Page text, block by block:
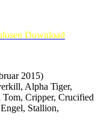
2015)
Alpha Tiger,
Tom, Cripper, Crucified
Stallion,